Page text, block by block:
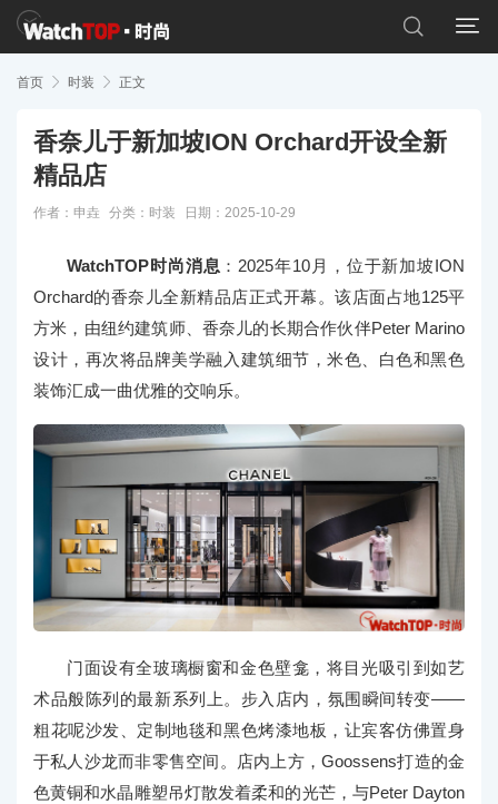


首页  时装  正文
香奈儿于新加坡ION Orchard开设全新
精品店
作者：申垚 分类： 时装 日期：2025-10-29
WatchTOP时尚消息 ：2025年10月，位于新加坡ION
Orchard的香奈儿全新精品店正式开幕。该店面占地125平
方米，由纽约建筑师、香奈儿的长期合作伙伴Peter Marino
设计，再次将品牌美学融入建筑细节，米色、白色和黑色
装饰汇成一曲优雅的交响乐。
门面设有全玻璃橱窗和金色壁龛，将目光吸引到如艺
术品般陈列的最新系列上。步入店内，氛围瞬间转变——
粗花呢沙发、定制地毯和黑色烤漆地板，让宾客仿佛置身
于私人沙龙而非零售空间。店内上方，Goossens打造的金
色黄铜和水晶雕塑吊灯散发着柔和的光芒，与Peter Dayton